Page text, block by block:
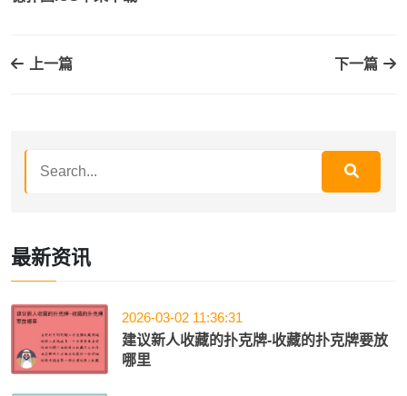
上一篇 下一篇
最新资讯
2026-03-02 11:36:31
建议新人收藏的扑克牌-收藏的扑克牌要放
哪里